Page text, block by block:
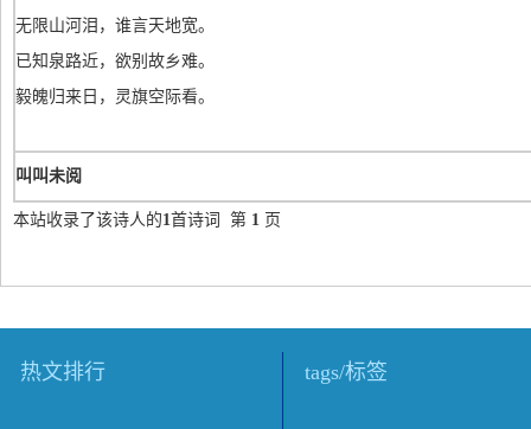
无限山河泪，谁言天地宽。
已知泉路近，欲别故乡难。
毅魄归来日，灵旗空际看。
叫叫未阅
本站收录了该诗人的1首诗词 第 1 页
热文排行 tags/标签